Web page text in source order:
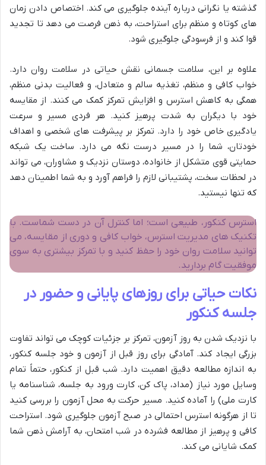
گذشته یا نگرانی درباره آینده جلوگیری می کند. اختصاص دادن زمان
های کوتاه و منظم برای استراحت، به ذهن فرصت می دهد تا تجدید
قوا کند و از فرسودگی جلوگیری شود.
علاوه بر این، سلامت جسمانی نقش حیاتی در سلامت روان دارد.
خواب کافی و منظم، تغذیه سالم و متعادل، و فعالیت بدنی منظم،
همگی به کاهش استرس و افزایش تمرکز کمک می کنند. از مقایسه
خود با دیگران به شدت پرهیز کنید. هر فردی مسیر و سرعت
یادگیری خاص خود را دارد. تمرکز بر پیشرفت های شخصی و اهداف
خودتان، شما را در مسیر درست نگه می دارد. ساخت یک شبکه
حمایتی قوی متشکل از خانواده، دوستان نزدیک و مشاوران، می تواند
در لحظات سخت، پشتیبانی لازم را فراهم آورد و به شما اطمینان دهد
که تنها نیستید.
استرس کنکور، طبیعی است؛ اما کنترل آن در دست شماست. با
تکنیک های مدیریت استرس، خواب کافی و دوری از مقایسه، می
توانید سلامت روان خود را حفظ کنید و با تمرکز بیشتری به سوی
موفقیت گام بردارید.
نکات حیاتی برای روزهای پایانی و حضور در
جلسه کنکور
با نزدیک شدن به روز آزمون، تمرکز بر جزئیات کوچک می تواند تفاوت
بزرگی ایجاد کند. آمادگی برای روز قبل از آزمون و خود جلسه کنکور،
به اندازه مطالعه دقیق اهمیت دارد. شب قبل از کنکور، حتماً تمام
وسایل مورد نیاز (مداد، پاک کن، کارت ورود به جلسه، شناسنامه یا
کارت ملی) را آماده کنید. مسیر حرکت به محل آزمون را بررسی کنید
تا از هرگونه استرس احتمالی در صبح آزمون جلوگیری شود. استراحت
کافی و پرهیز از مطالعه فشرده در شب امتحان، به آرامش ذهن شما
کمک شایانی می کند.